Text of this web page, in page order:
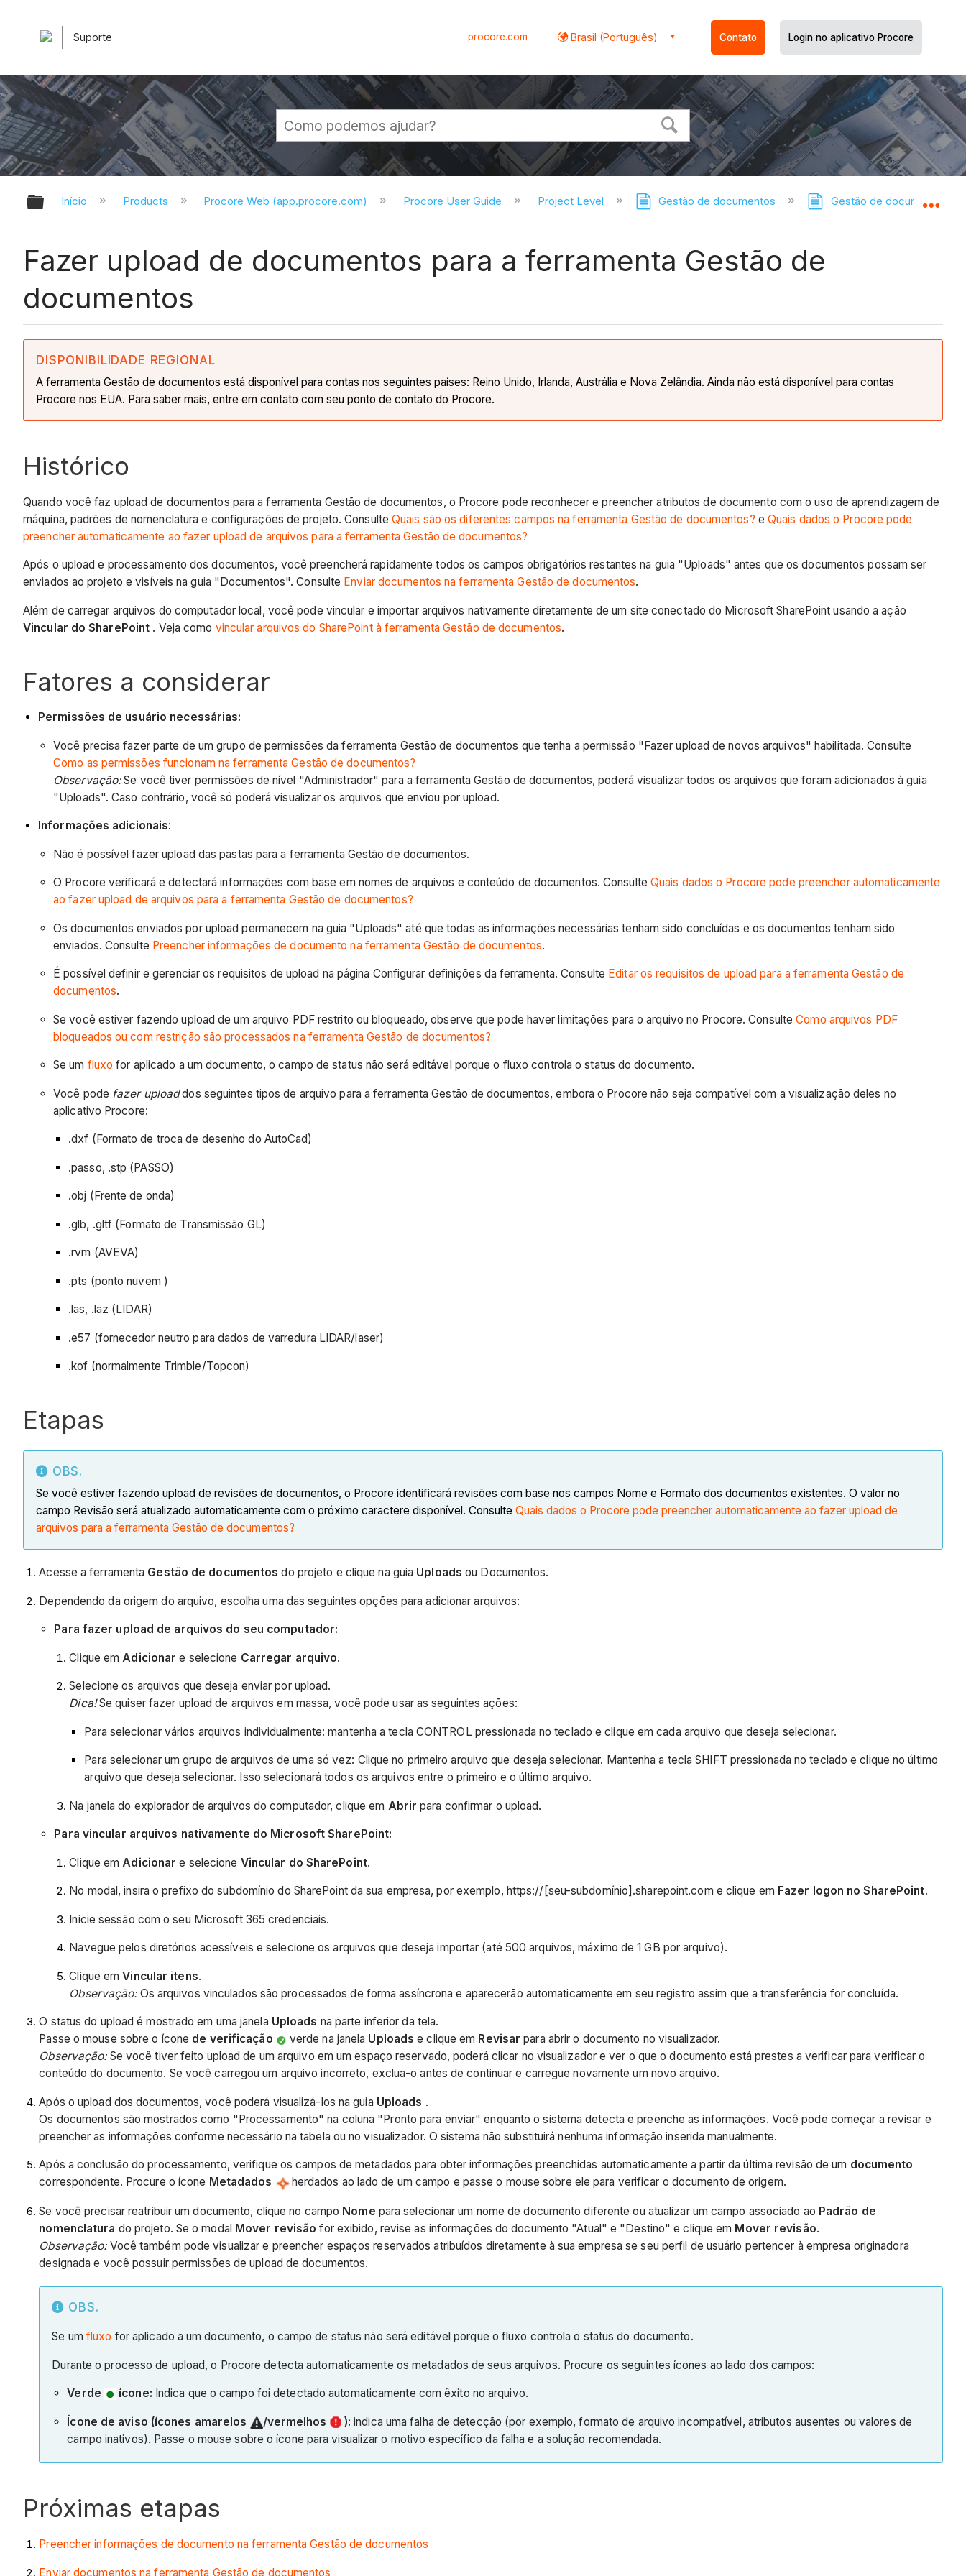
Suporte procore.com Brasil (Português) Contato Login no aplicativo Procore
Expandir/recolher hierarquia global
Início Products Procore Web (app.procore.com) Procore User Guide Project Level Gestão de documentos Gestão de documentos:
Fazer upload de documentos para a ferramenta Gestão de
documentos
DISPONIBILIDADE REGIONAL
A ferramenta Gestão de documentos está disponível para contas nos seguintes países: Reino Unido, Irlanda, Austrália e Nova Zelândia. Ainda não está disponível para contas
Procore nos EUA. Para saber mais, entre em contato com seu ponto de contato do Procore.
Histórico
Quando você faz upload de documentos para a ferramenta Gestão de documentos, o Procore pode reconhecer e preencher atributos de documento com o uso de aprendizagem de
máquina, padrões de nomenclatura e configurações de projeto. Consulte Quais são os diferentes campos na ferramenta Gestão de documentos? e Quais dados o Procore pode
preencher automaticamente ao fazer upload de arquivos para a ferramenta Gestão de documentos?
Após o upload e processamento dos documentos, você preencherá rapidamente todos os campos obrigatórios restantes na guia "Uploads" antes que os documentos possam ser
enviados ao projeto e visíveis na guia "Documentos". Consulte Enviar documentos na ferramenta Gestão de documentos.
Além de carregar arquivos do computador local, você pode vincular e importar arquivos nativamente diretamente de um site conectado do Microsoft SharePoint usando a ação
Vincular do SharePoint . Veja como vincular arquivos do SharePoint à ferramenta Gestão de documentos.
Fatores a considerar
Permissões de usuário necessárias:
Você precisa fazer parte de um grupo de permissões da ferramenta Gestão de documentos que tenha a permissão "Fazer upload de novos arquivos" habilitada. Consulte
Como as permissões funcionam na ferramenta Gestão de documentos?
Observação:Se você tiver permissões de nível "Administrador" para a ferramenta Gestão de documentos, poderá visualizar todos os arquivos que foram adicionados à guia
"Uploads". Caso contrário, você só poderá visualizar os arquivos que enviou por upload.
Informações adicionais:
Não é possível fazer upload das pastas para a ferramenta Gestão de documentos.
O Procore verificará e detectará informações com base em nomes de arquivos e conteúdo de documentos. Consulte Quais dados o Procore pode preencher automaticamente
ao fazer upload de arquivos para a ferramenta Gestão de documentos?
Os documentos enviados por upload permanecem na guia "Uploads" até que todas as informações necessárias tenham sido concluídas e os documentos tenham sido
enviados. Consulte Preencher informações de documento na ferramenta Gestão de documentos.
É possível definir e gerenciar os requisitos de upload na página Configurar definições da ferramenta. Consulte Editar os requisitos de upload para a ferramenta Gestão de
documentos.
Se você estiver fazendo upload de um arquivo PDF restrito ou bloqueado, observe que pode haver limitações para o arquivo no Procore. ConsulteComo arquivos PDF
bloqueados ou com restrição são processados na ferramenta Gestão de documentos?
Se um fluxo for aplicado a um documento, o campo de status não será editável porque o fluxo controla o status do documento.
Você pode fazer uploaddos seguintes tipos de arquivo para a ferramenta Gestão de documentos, embora o Procore não seja compatível com a visualização deles no
aplicativo Procore:
.dxf (Formato de troca de desenho do AutoCad)
.passo, .stp (PASSO)
.obj (Frente de onda)
.glb, .gltf (Formato de Transmissão GL)
.rvm (AVEVA)
.pts (ponto nuvem )
.las, .laz (LIDAR)
.e57 (fornecedor neutro para dados de varredura LIDAR/laser)
.kof (normalmente Trimble/Topcon)
Etapas
OBS.
Se você estiver fazendo upload de revisões de documentos, o Procore identificará revisões com base nos campos Nome e Formato dos documentos existentes. O valor no
campo Revisão será atualizado automaticamente com o próximo caractere disponível. Consulte Quais dados o Procore pode preencher automaticamente ao fazer upload de
arquivos para a ferramenta Gestão de documentos?
Acesse a ferramenta Gestão de documentos do projeto e clique na guia Uploads ou Documentos.
Dependendo da origem do arquivo, escolha uma das seguintes opções para adicionar arquivos:
Para fazer upload de arquivos do seu computador:
Clique emAdicionar e selecione Carregar arquivo.
Selecione os arquivos que deseja enviar por upload.
Dica!Se quiser fazer upload de arquivos em massa, você pode usar as seguintes ações:
Para selecionar vários arquivos individualmente: mantenha a tecla CONTROL pressionada no teclado e clique em cada arquivo que deseja selecionar.
Para selecionar um grupo de arquivos de uma só vez: Clique no primeiro arquivo que deseja selecionar. Mantenha a tecla SHIFT pressionada no teclado e clique no último
arquivo que deseja selecionar. Isso selecionará todos os arquivos entre o primeiro e o último arquivo.
Na janela do explorador de arquivos do computador, clique em Abrir para confirmar o upload.
Para vincular arquivos nativamente do Microsoft SharePoint:
Clique emAdicionar e selecione Vincular do SharePoint.
No modal, insira o prefixo do subdomínio do SharePoint da sua empresa, por exemplo, https://[seu-subdomínio].sharepoint.com e clique em Fazer logon no SharePoint.
Inicie sessão com o seu Microsoft 365 credenciais.
Navegue pelos diretórios acessíveis e selecione os arquivos que deseja importar (até 500 arquivos, máximo de 1 GB por arquivo).
Clique emVincular itens.
Observação: Os arquivos vinculados são processados de forma assíncrona e aparecerão automaticamente em seu registro assim que a transferência for concluída.
O status do upload é mostrado em uma janela Uploads na parte inferior da tela.
Passe o mouse sobre o ícone de verificação verde na janela Uploadse clique em Revisar para abrir o documento no visualizador.
Observação:Se você tiver feito upload de um arquivo em um espaço reservado, poderá clicar no visualizador e ver o que o documento está prestes a verificar para verificar o
conteúdo do documento. Se você carregou um arquivo incorreto, exclua-o antes de continuar e carregue novamente um novo arquivo.
Após o upload dos documentos, você poderá visualizá-los na guia Uploads .
Os documentos são mostrados como "Processamento" na coluna "Pronto para enviar" enquanto o sistema detecta e preenche as informações. Você pode começar a revisar e
preencher as informações conforme necessário na tabela ou no visualizador. O sistema não substituirá nenhuma informação inserida manualmente.
Após a conclusão do processamento, verifique os campos de metadados para obter informações preenchidas automaticamente a partir da última revisão de um documento
correspondente. Procure o ícone Metadados herdados ao lado de um campo e passe o mouse sobre ele para verificar o documento de origem.
Se você precisar reatribuir um documento, clique no campo Nome para selecionar um nome de documento diferente ou atualizar um campo associado ao Padrão de
nomenclatura do projeto. Se o modal Mover revisão for exibido, revise as informações do documento "Atual" e "Destino" e clique em Mover revisão.
Observação: Você também pode visualizar e preencher espaços reservados atribuídos diretamente à sua empresa se seu perfil de usuário pertencer à empresa originadora
designada e você possuir permissões de upload de documentos.
OBS.
Se um fluxo for aplicado a um documento, o campo de status não será editável porque o fluxo controla o status do documento.
Durante o processo de upload, o Procore detecta automaticamente os metadados de seus arquivos. Procure os seguintes ícones ao lado dos campos:
Verde ícone: Indica que o campo foi detectado automaticamente com êxito no arquivo.
Ícone de aviso (ícones amarelos /vermelhos ): indica uma falha de detecção (por exemplo, formato de arquivo incompatível, atributos ausentes ou valores de
campo inativos). Passe o mouse sobre o ícone para visualizar o motivo específico da falha e a solução recomendada.
Próximas etapas
Preencher informações de documento na ferramenta Gestão de documentos
Enviar documentos na ferramenta Gestão de documentos